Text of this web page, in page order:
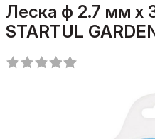
Леска ф 2.7 мм х
STARTUL